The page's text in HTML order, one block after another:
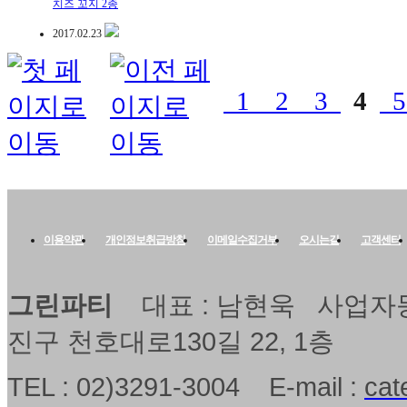
치즈 꼬지 2종
2017.02.23
1 2 3 4
이용약관 개인정보취급방침 이메일수집거부 오시는길 고객센터
그린파티
대표 : 남현욱 사업자
진구 천호대로130길 22, 1층
TEL : 02)3291-3004 E-mail :